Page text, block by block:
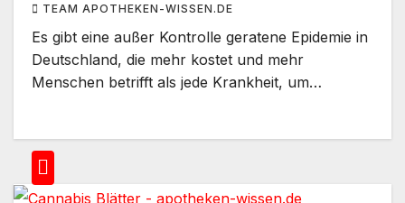
TEAM APOTHEKEN-WISSEN.DE
Es gibt eine außer Kontrolle geratene Epidemie in
Deutschland, die mehr kostet und mehr
Menschen betrifft als jede Krankheit, um…